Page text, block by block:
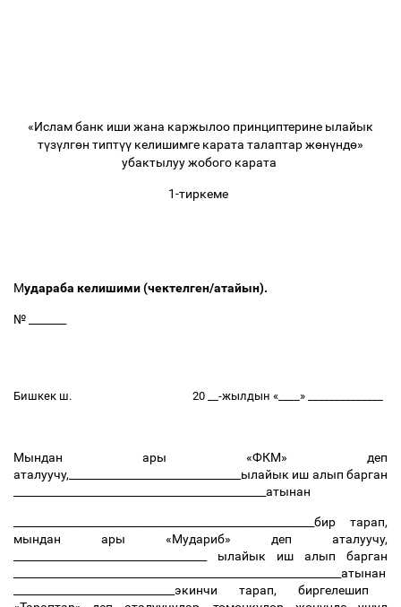
«Исламбанк иши жана каржылоо принциптерине ылайык
түзүлгөн типтүү келишимге карата талаптаржөнүндө»
убактылуужобого карата
1-тиркеме
Мудараба келишими(чектелген/атайын).
№
Бишкек ш. 20 __-жылдын « »
Мындан ары «ФКМ»
деп
аталуучу,________________________________ ылайык иш алып барган
атынан
бир тарап,
мындан
ары «Мудариб» деп аталуучу,
ылайык иш алып
барган
атынан
экинчи тарап, биргелешип